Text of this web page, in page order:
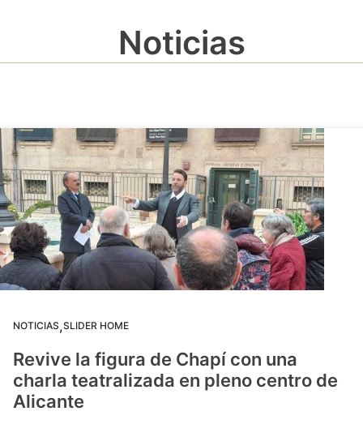
Noticias
NOTICIAS,SLIDER HOME
Revive la figura de Chapí con una
charla teatralizada en pleno centro de
Alicante